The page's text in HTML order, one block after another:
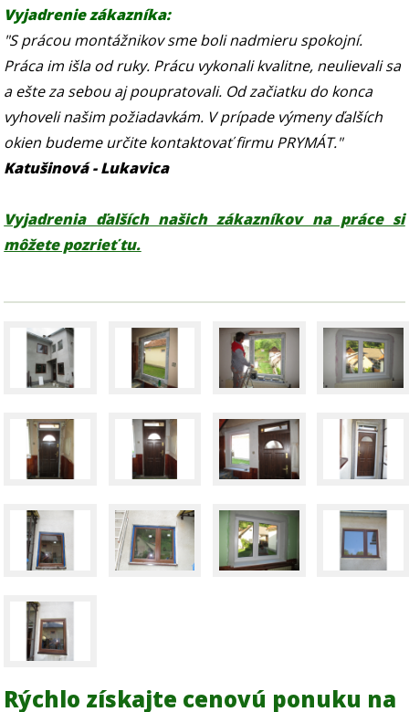
Vyjadrenie zákazníka:
"S prácou montážnikov sme boli nadmieru spokojní.
Práca im išla od ruky. Prácu vykonali kvalitne, neulievali sa
a ešte za sebou aj poupratovali. Od začiatku do konca
vyhoveli našim požiadavkám. V prípade výmeny ďalších
okien budeme určite kontaktovať firmu PRYMÁT."
Katušinová - Lukavica
Vyjadrenia ďalších našich zákazníkov na práce si
môžete pozrieť tu.
Rýchlo získajte cenovú ponuku na